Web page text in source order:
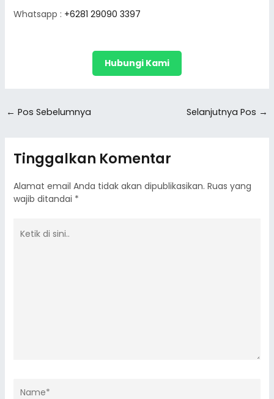
Whatsapp : +6281 29090 3397
Hubungi Kami
← Pos Sebelumnya Selanjutnya Pos →
Tinggalkan Komentar
Alamat email Anda tidak akan dipublikasikan. Ruas yang
wajib ditandai *
di